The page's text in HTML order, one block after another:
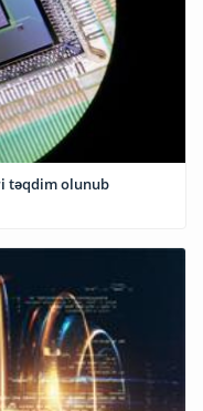
təqdim olunub